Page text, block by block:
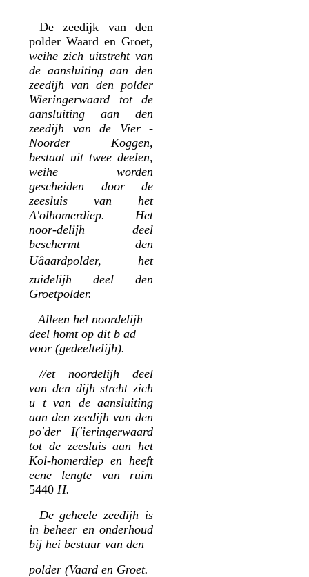
De zeedijk van den
polder Waard en Groet,
weihe zich uitstreht van
de aansluiting aan den
zeedijh van den polder
Wieringerwaard tot de
aansluiting aan den
zeedijh van de Vier -
Noorder Koggen,
bestaat uit twee deelen,
weihe worden
gescheiden door de
zeesluis van het
A'olhomerdiep. Het
noor-delijh deel
beschermt den
Uâaardpolder, het
zuidelijh deel den
Groetpolder.
Alleen hel noordelijh
deel homt op dit b ad
voor (gedeeltelijh).
//et noordelijh deel
van den dijh streht zich
u t van de aansluiting
aan den zeedijh van den
po'der I('ieringerwaard
tot de zeesluis aan het
Kol-homerdiep en heeft
eene lengte van ruim
5440 H.
De geheele zeedijh is
in beheer en onderhoud
bij hei bestuur van den
polder (Vaard en Groet.